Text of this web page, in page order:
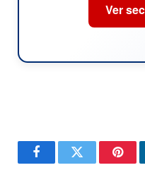
Ver
FacebookTwitter